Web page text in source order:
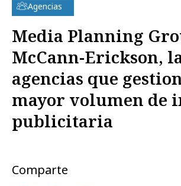
Agencias
Media Planning
McCann-Erickson,
agencias que
mayor volumen de
publicitaria
Comparte